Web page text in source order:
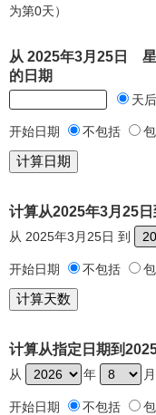
为第0天）
从 2025年3月25日 星
的日期
天后
开始日期 不包括
计算从2025年3月25
从 2025年3月25日 到
开始日期 不包括
计算从指定日期到
从 年 月
开始日期 不包括